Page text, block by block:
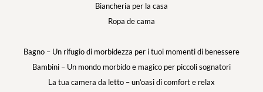
Biancheria per la casa
Ropa de cama
Bagno – Un rifugio di morbidezza per i tuoi momenti di benessere
Bambini – Un mondo morbido e magico per piccoli sognatori
La tua camera da letto – un’oasi di comfort e relax